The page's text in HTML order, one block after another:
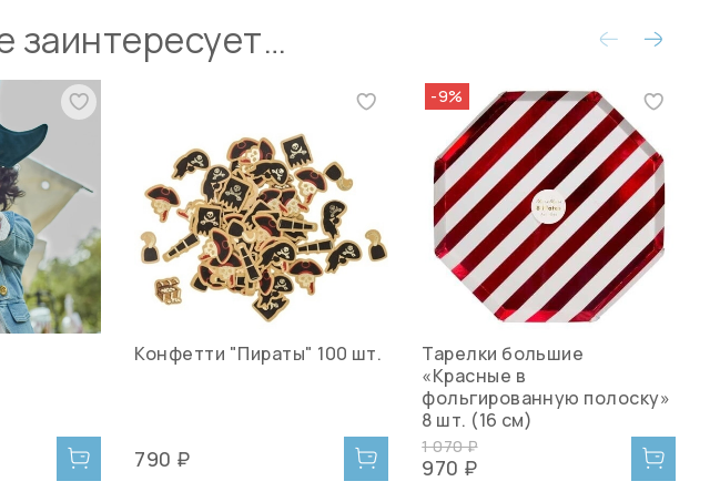
заинтересует…
Конфетти "Пираты" 100 шт.
790 ₽
-9%
Тарелки большие
«Красные в
фольгированную полоску»
8 шт. (16 см)
1 070 ₽
970 ₽